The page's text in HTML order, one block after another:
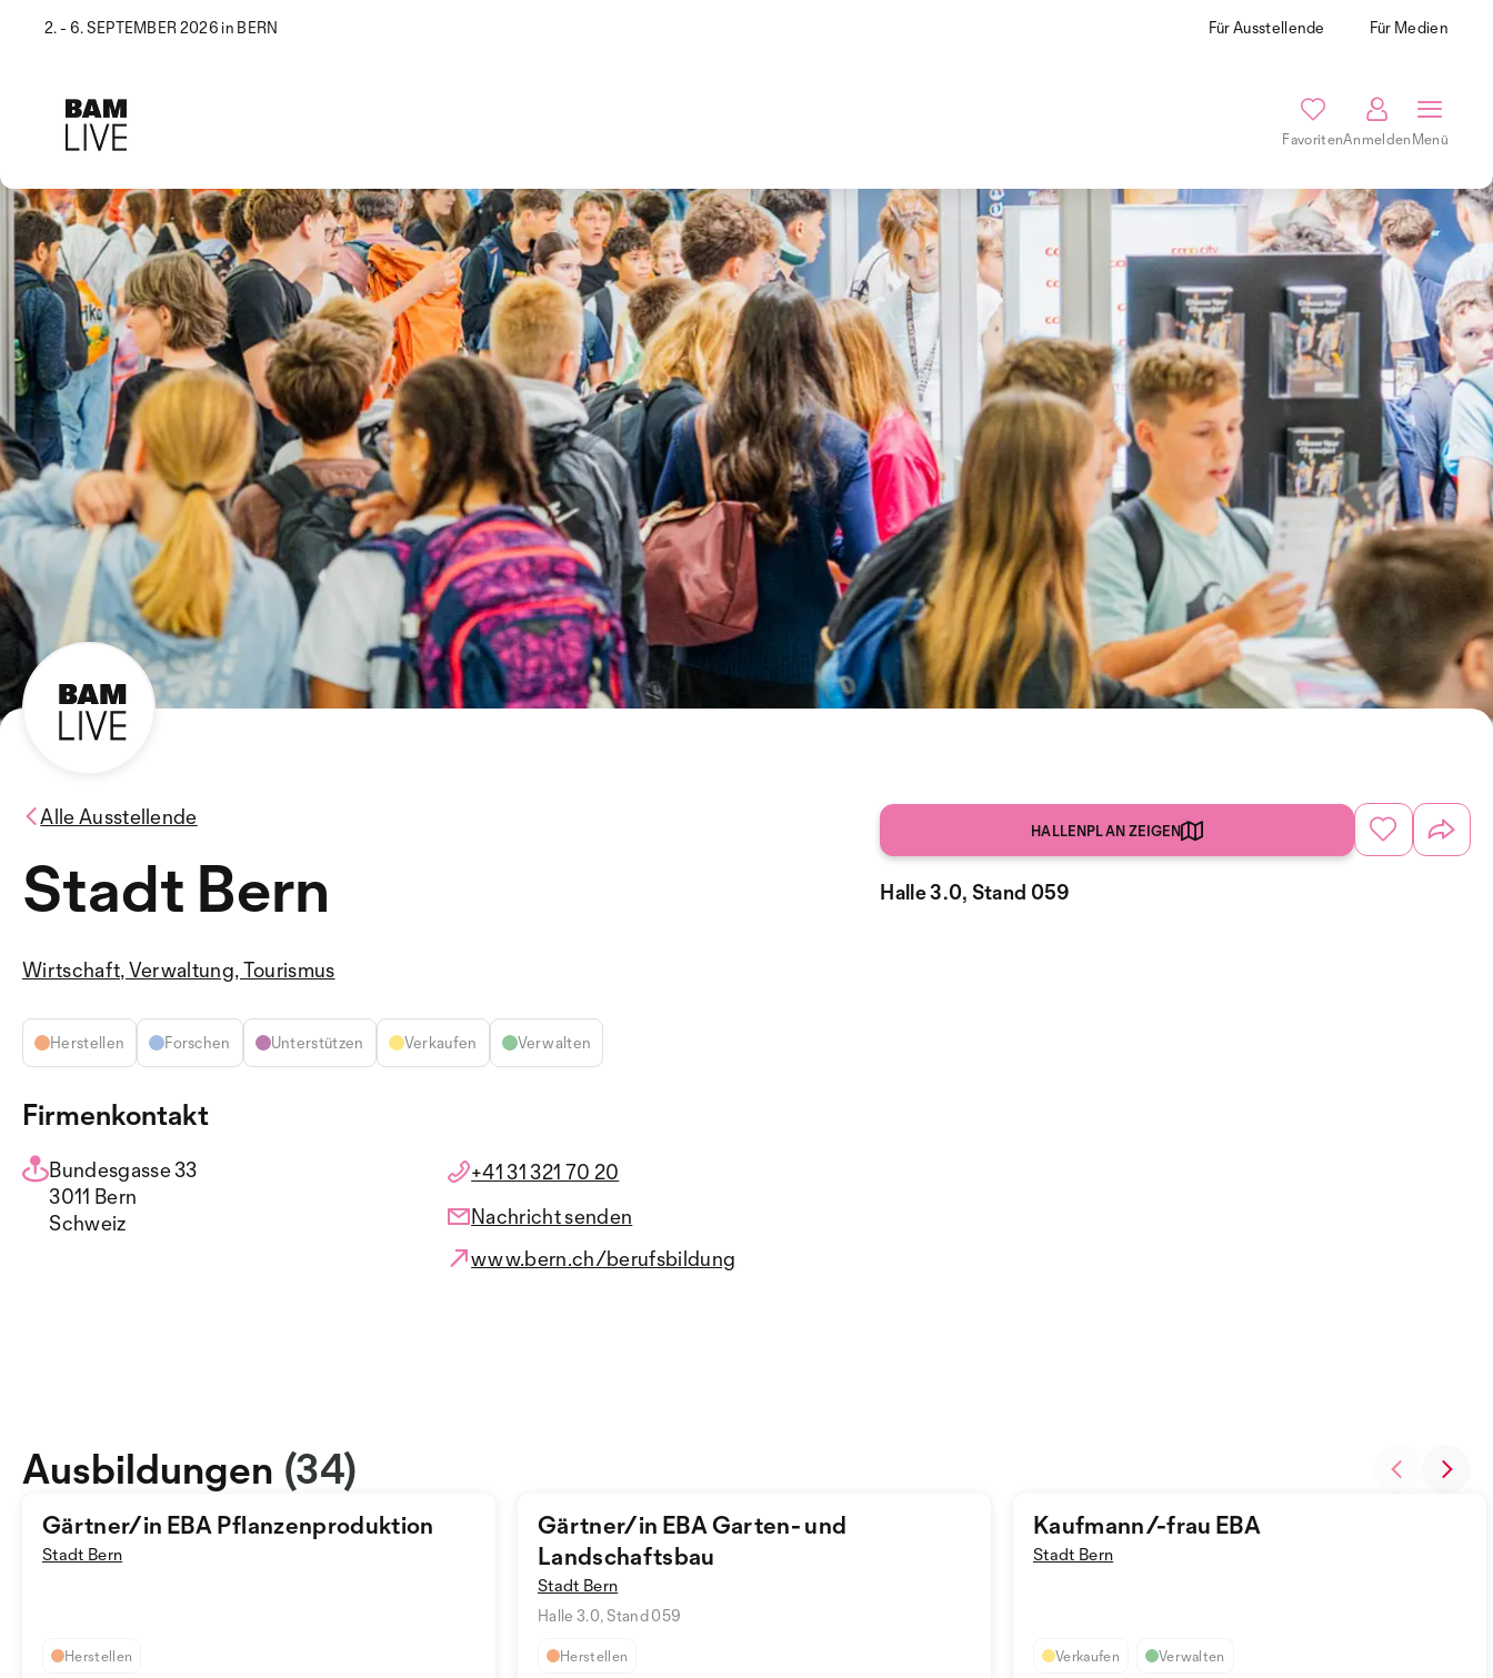
2. - 6. SEPTEMBER 2026 in BERN Für Ausstellende Für Medien
FavoritenAnmeldenMenü
Alle Ausstellende
Stadt Bern
Wirtschaft, Verwaltung, Tourismus
Herstellen Forschen Unterstützen Verkaufen Verwalten
HALLENPLAN ZEIGEN
Halle 3.0, Stand 059
Firmenkontakt
Bundesgasse 33
3011 Bern
Schweiz
+41 31 321 70 20
Nachricht senden
www.bern.ch/berufsbildung
Gärtner/in EBA Pflanzenproduktion
Stadt Bern
Herstellen
Gärtner/in EBA Garten- und
Landschaftsbau
Stadt Bern
Halle 3.0, Stand 059
Herstellen
Kaufmann/-frau EBA
Stadt Bern
Verkaufen Verwalten
Ausbildungen (34)